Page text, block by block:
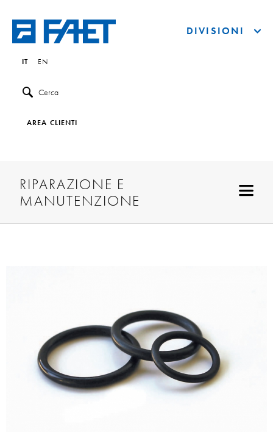
IT EN
Cerca
AREA CLIENTI
DIVISIONI
RIPARAZIONE E
MANUTENZIONE